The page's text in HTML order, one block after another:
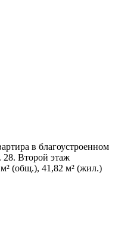
в благоустроенном
28. Второй этаж
(общ.), 41,82 м² (жил.)